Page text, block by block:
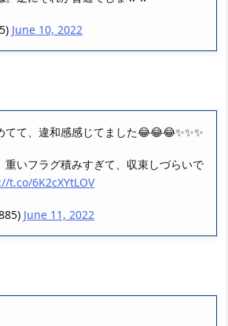
June 10, 2022
てて、違和感感じてました😂😂😂✨✨✨
重いフラグ積みすぎて、収束しづらいで
t.co/6K2cXYtLOV
June 11, 2022